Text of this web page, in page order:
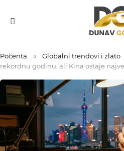
Počenta Globalni trendovi i zlato
rekordnu godinu, ali Kina ostaje